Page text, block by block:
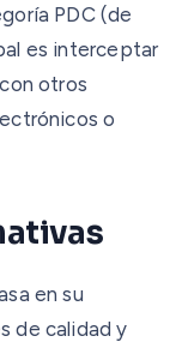
PDC (de
es interceptar
otros
o
en su
de calidad y